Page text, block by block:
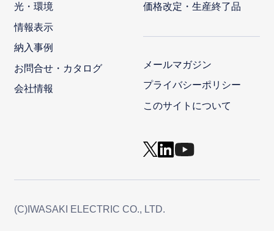
光・環境
情報表示
納入事例
お問合せ・カタログ
会社情報
価格改定・生産終了品
メールマガジン
プライバシーポリシー
このサイトについて
(C)IWASAKI ELECTRIC CO., LTD.